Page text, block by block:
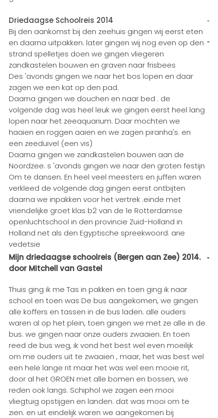
Driedaagse Schoolreis 2014
Bij den aankomst bij den zeehuis gingen wij eerst eten
en daarna uitpakken. later gingen wij nog even op den
strand spelletjes doen we gingen vliegeren
zandkastelen bouwen en graven naar frisbees
Des 'avonds gingen we naar het bos lopen en daar
zagen we een kat op den pad.
Daarna gingen we douchen en naar bed . de
volgende dag was heel leuk we gingen eerst heel lang
lopen naar het zeeaquarium. Daar mochten we
haaien en roggen aaien en we zagen piranha's. en
een zeeduivel (een vis)
Daarna gingen we zandkastelen bouwen aan de
Noordzee. s 'avonds gingen we naar den groten festijn
Om te dansen. En heel veel meesters en juffen waren
verkleed de volgende dag gingen eerst ontbijten
daarna we inpakken voor het vertrek .einde met
vriendelijke groet klas b2 van de 1e Rotterdamse
openluchtschool in den provincie Zuid-Holland in
Holland net als den Egyptische spreekwoord: arie
vedetsie
Mijn driedaagse schoolreis (Bergen aan Zee) 2014.
door Mitchell van Gastel
Thuis ging ik me Tas in pakken en toen ging ik naar
school en toen was De bus aangekomen, we gingen
alle koffers en tassen in de bus laden. alle ouders
waren al op het plein, toen gingen we met ze alle in de
bus. we gingen naar onze ouders zwaaien. En toen
reed de bus weg, ik vond het best wel even moeilijk
om me ouders uit te zwaaien , maar, het was best wel
een hele lange rit maar het was wel een mooie rit,
door al het GROEN met alle bomen en bossen, we
reden ook langs. Schiphol we zagen een mooi
vliegtuig opstijgen en landen. dat was mooi om te
zien. en uit eindelijk waren we aangekomen bij